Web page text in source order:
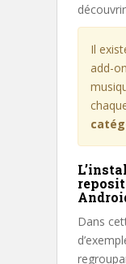
Il
add-
Dans